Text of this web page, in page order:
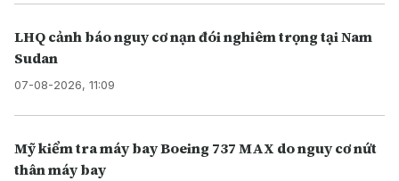
LHQ cảnh báo nguy cơ nạn đói nghiêm trọng tại Nam
Sudan
07-08-2026, 11:09
Mỹ kiểm tra máy bay Boeing 737 MAX do nguy cơ nứt
thân máy bay